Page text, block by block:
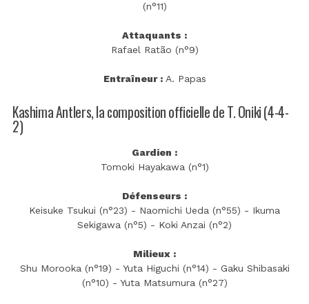
(n°11)
Attaquants :
Rafael Ratão (n°9)
Entraîneur :A. Papas
Kashima Antlers, la composition officielle de T. Oniki (4-4-
2)
Gardien :
Tomoki Hayakawa (n°1)
Défenseurs :
Keisuke Tsukui (n°23) - Naomichi Ueda (n°55) - Ikuma
Sekigawa (n°5) - Koki Anzai (n°2)
Milieux :
Shu Morooka (n°19) - Yuta Higuchi (n°14) - Gaku Shibasaki
(n°10) - Yuta Matsumura (n°27)